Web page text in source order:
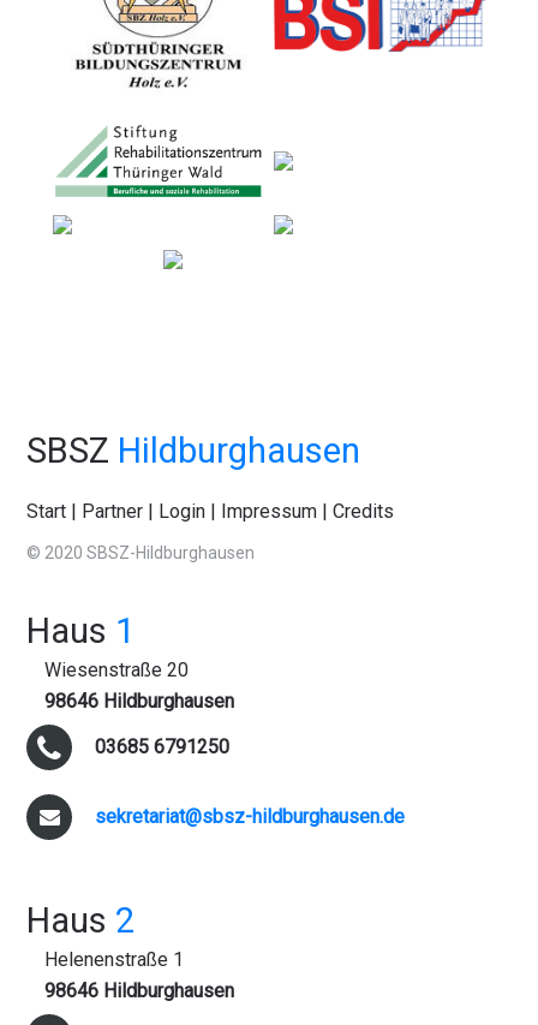
SBSZ Hildburghausen
Start | Partner | Login | Impressum |Credits
© 2020 SBSZ-Hildburghausen
Haus 1
Wiesenstraße 20
98646 Hildburghausen
03685 6791250
sekretariat@sbsz-hildburghausen.de
Haus 2
Helenenstraße 1
98646 Hildburghausen